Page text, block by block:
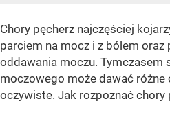
Chory pęcherz najczęściej
parciem na mocz i z bólem oraz
oddawania moczu. Tymczasem
moczowego może dawać różne
oczywiste. Jak rozpoznać chory